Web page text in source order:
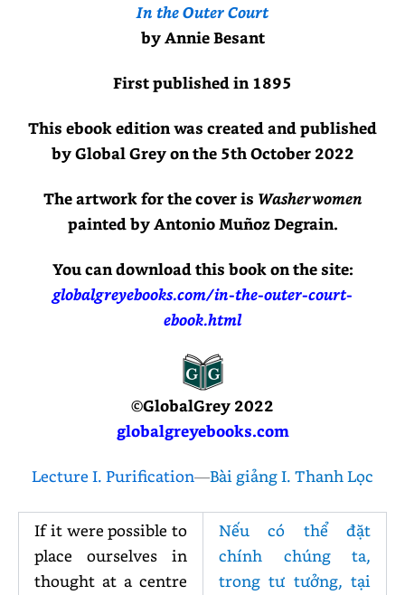
In the Outer Court
by Annie Besant
First published in 1895
This ebook edition was created and published
by Global Grey on the 5th October 2022
The artwork for the cover is Washerwomen
painted by Antonio Muñoz Degrain.
You can download this book on the site:
globalgreyebooks.com/in-the-outer-court-
ebook.html
©GlobalGrey 2022
globalgreyebooks.com
Lecture I. Purification—Bài giảng I. Thanh Lọc
If it were possible to
place ourselves in
thought at a centre
Nếu có thể đặt
chính chúng ta,
trong tư tưởng, tại